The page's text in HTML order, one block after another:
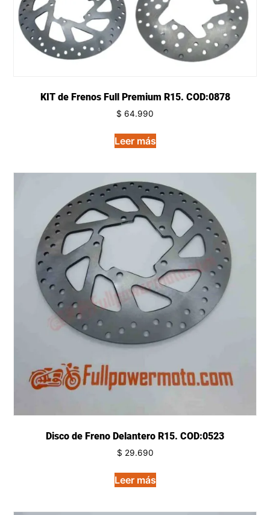
KIT de Frenos Full Premium R15. COD:0878
$ 64.990
Leer más
Disco de Freno Delantero R15. COD:0523
$ 29.690
Leer más